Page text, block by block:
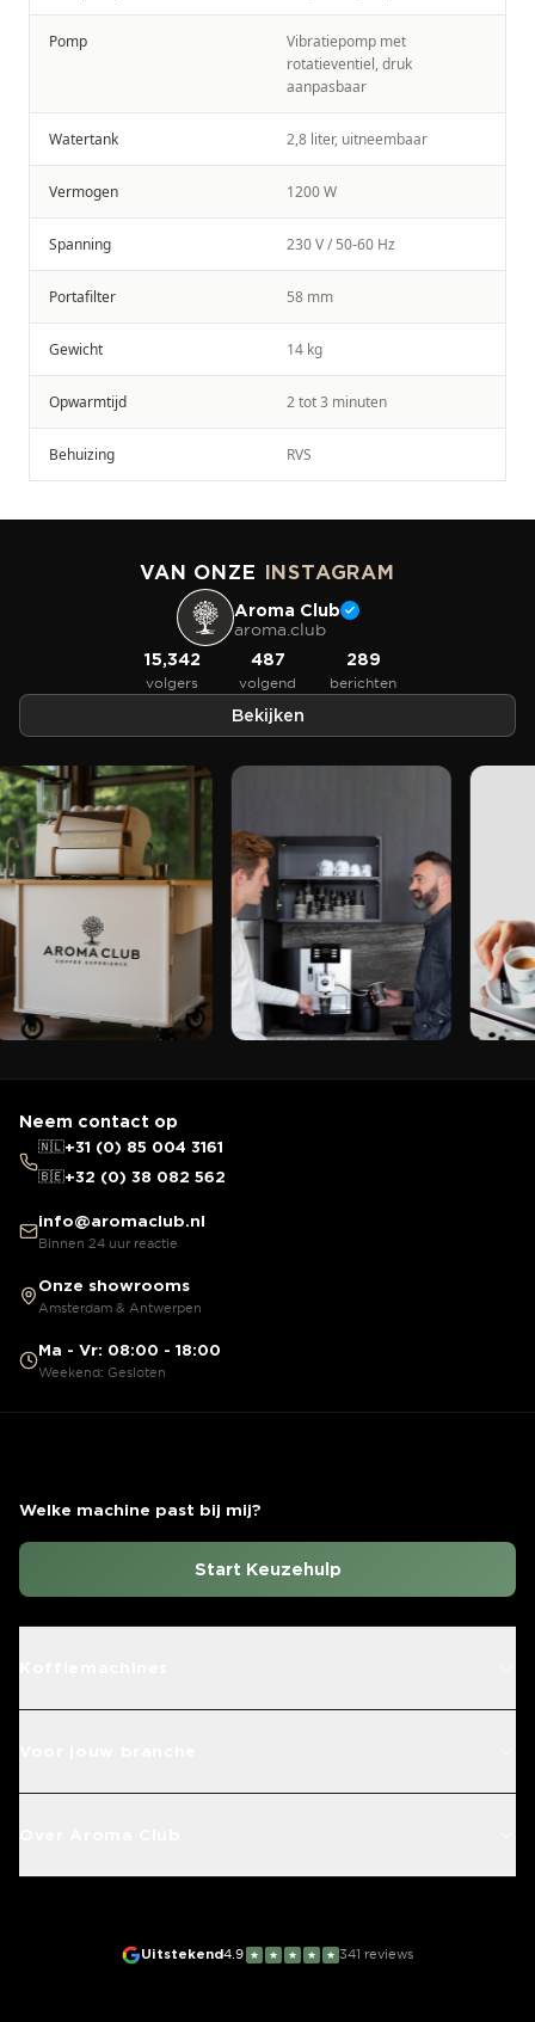
Pomp
Vibratiepomp met
rotatieventiel, druk
aanpasbaar
Watertank 2,8 liter, uitneembaar
Vermogen 1200 W
Spanning 230 V / 50-60 Hz
Portafilter 58 mm
Gewicht 14 kg
Opwarmtijd 2 tot 3 minuten
Behuizing RVS
VAN ONZE INSTAGRAM
Aroma Club
aroma.club
15,342
volgers
487
volgend
289
berichten
Bekijken
Neem contact op
🇳🇱+31 (0) 85 004 3161
🇧🇪+32 (0) 38 082 562
info@aromaclub.nl
Binnen 24 uur reactie
Onze showrooms
Amsterdam & Antwerpen
Ma - Vr: 08:00 - 18:00
Weekend: Gesloten
Welke machine past bij mij?
Start Keuzehulp
Uitstekend4.9 ★ ★ ★ ★ ★ 341 reviews